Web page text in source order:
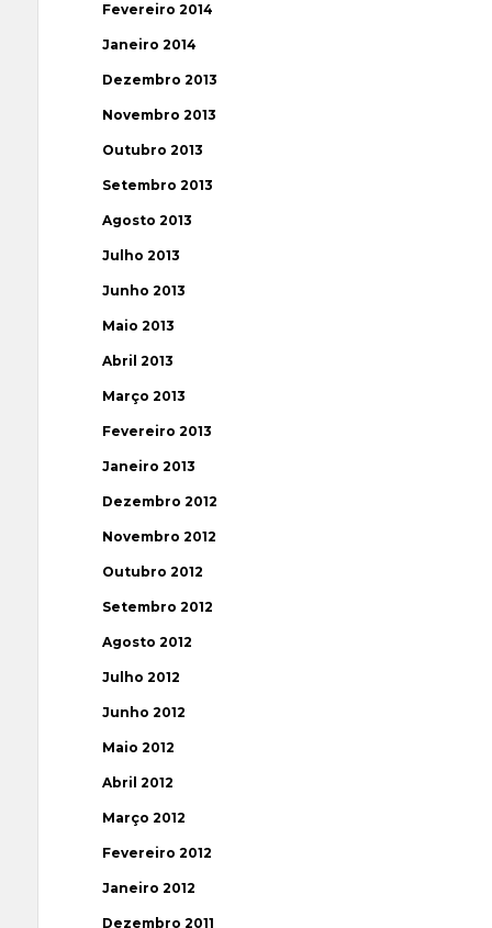
Fevereiro 2014
Janeiro 2014
Dezembro 2013
Novembro 2013
Outubro 2013
Setembro 2013
Agosto 2013
Julho 2013
Junho 2013
Maio 2013
Abril 2013
Março 2013
Fevereiro 2013
Janeiro 2013
Dezembro 2012
Novembro 2012
Outubro 2012
Setembro 2012
Agosto 2012
Julho 2012
Junho 2012
Maio 2012
Abril 2012
Março 2012
Fevereiro 2012
Janeiro 2012
Dezembro 2011